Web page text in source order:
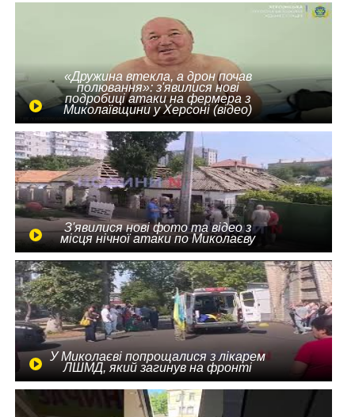
«Дружина втекла, а дрон почав
полювання»: з'явилися нові
подробиці атаки на фермера з
Миколаївщини у Херсоні (відео)
З'явилися нові фото та відео з
місця нічної атаки по Миколаєву
У Миколаєві попрощалися з лікарем
ЛШМД, який загинув на фронті